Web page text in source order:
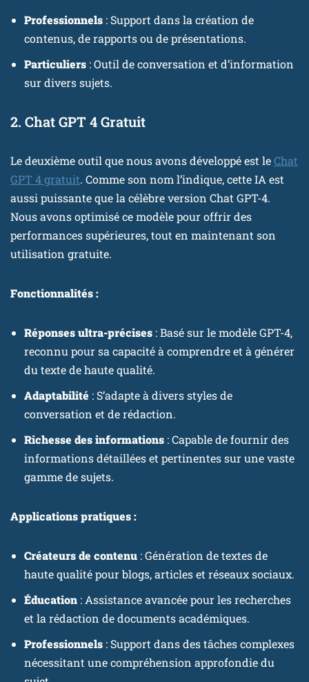
Professionnels : Support dans la création de
contenus, de rapports ou de présentations.
Particuliers : Outil de conversation et d’information
sur divers sujets.
2. Chat GPT 4 Gratuit
Le deuxième outil que nous avons développé est leChat
GPT 4 gratuit. Comme son nom l’indique, cette IA est
aussi puissante que la célèbre version Chat GPT-4.
Nous avons optimisé ce modèle pour offrir des
performances supérieures, tout en maintenant son
utilisation gratuite.
Fonctionnalités :
Réponses ultra-précises : Basé sur le modèle GPT-4,
reconnu pour sa capacité à comprendre et à générer
du texte de haute qualité.
Adaptabilité : S’adapte à divers styles de
conversation et de rédaction.
Richesse des informations : Capable de fournir des
informations détaillées et pertinentes sur une vaste
gamme de sujets.
Applications pratiques :
Créateurs de contenu : Génération de textes de
haute qualité pour blogs, articles et réseaux sociaux.
Éducation : Assistance avancée pour les recherches
et la rédaction de documents académiques.
Professionnels : Support dans des tâches complexes
nécessitant une compréhension approfondie du